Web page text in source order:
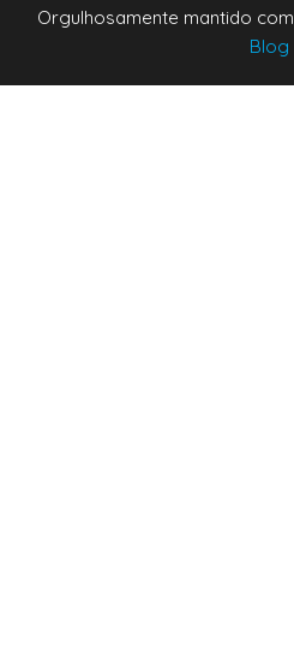
Orgulhosamente mantido com
Blog